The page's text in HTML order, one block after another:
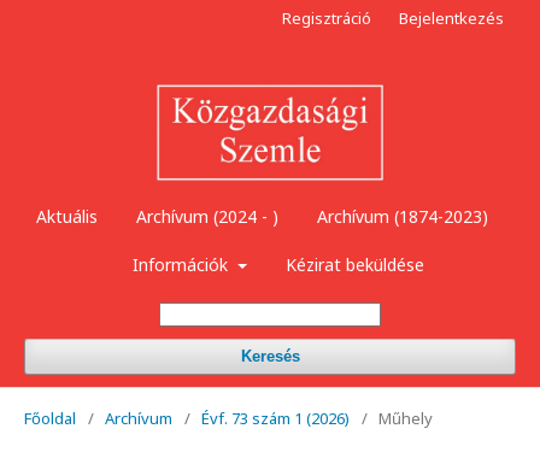
Aktuális Archívum (2024 - ) Archívum (1874-2023)
Információk Kézirat beküldése
Keresés
Regisztráció Bejelentkezés
Főoldal / Archívum / Évf. 73 szám 1 (2026) / Műhely